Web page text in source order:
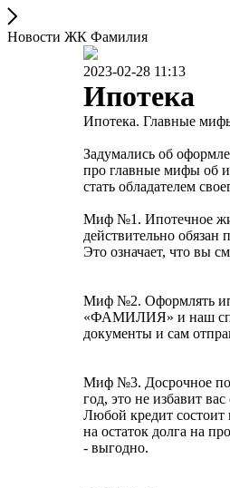
Новости ЖК Фамилия
2023-02-28 11:13
Ипотека
Ипотека. Главные
Задумались об
про главные мифы об
стать обладателем
Миф №1. Ипотечное
действительно обязан
Это означает, что вы
Миф №2. Оформлять
«ФАМИЛИЯ» и наш
документы и сам
Миф №3. Досрочное
год, это не избавит
Любой кредит состоит
на остаток долга на
- выгодно.